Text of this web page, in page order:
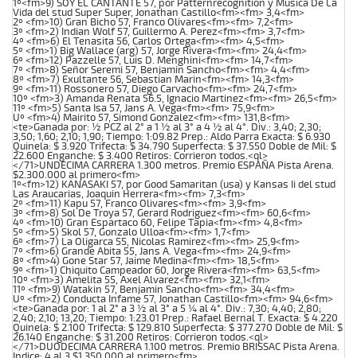
1º<fm>9) SOY EL CANTANTE 57, por Patternrecognition y Musica De La
Vida del stud Super Super, Jonathan Castillo<fm><fm> 3,4<fm>
2º <fm>10) Gran Bicho 57, Franco Olivares<fm><fm> 7,2<fm>
3º <fm>2) Indian Wolf 57, Guillermo A. Perez<fm><fm> 3,7<fm>
4º <fm>6) El Tenasita 56, Carlos Ortega<fm><fm> 4,5<fm>
5º <fm>1) Big Wallace (arg) 57, Jorge Rivera<fm><fm> 24,4<fm>
6º <fm>12) Pazzelle 57, Luis D. Menghini<fm><fm> 14,7<fm>
7º <fm>8) Señor Seremi 57, Benjamin Sancho<fm><fm> 4,4<fm>
8º <fm>7) Exultante 56, Sebastian Marin<fm><fm> 14,3<fm>
9º <fm>11) Rossonero 57, Diego Carvacho<fm><fm> 24,7<fm>
10º <fm>3) Amanda Renata 56.5, Ignacio Martinez<fm><fm> 26,5<fm>
11º <fm>5) Santa Isa 57, Jans A. Vega<fm><fm> 75,9<fm>
Uº <fm>4) Mairito 57, Simond Gonzalez<fm><fm> 131,8<fm>
<te>Ganada por: ½ PCZ al 2° a 1 ½ al 3° a 4 ½ al 4°. Div.: 3,40; 2,30;
3,50; 1,60; 2,10; 1,90; Tiempo: 1:09.82 Prep.: Aldo Parra Exacta: $ 6.930
Quinela: $ 3.920 Trifecta: $ 34.790 Superfecta: $ 37.550 Doble de Mil: $
22.600 Enganche: $ 3.400 Retiros: Corrieron todos.<ql>
</71>UNDECIMA CARRERA 1.300 metros. Premio ESPAÑA Pista Arena.
$2.300.000 al primero<fm>
1º<fm>12) KANASAKI 57, por Good Samaritan (usa) y Kansas Ii del stud
Las Araucarias, Joaquin Herrera<fm><fm> 7,3<fm>
2º <fm>11) Kapu 57, Franco Olivares<fm><fm> 3,9<fm>
3º <fm>8) Sol De Troya 57, Gerard Rodriguez<fm><fm> 60,6<fm>
4º <fm>10) Gran Espartaco 60, Felipe Tapia<fm><fm> 4,8<fm>
5º <fm>5) Skol 57, Gonzalo Ulloa<fm><fm> 1,7<fm>
6º <fm>7) La Oligarca 55, Nicolas Ramirez<fm><fm> 25,9<fm>
7º <fm>6) Grande Abita 55, Jans A. Vega<fm><fm> 24,9<fm>
8º <fm>4) Gone Star 57, Jaime Medina<fm><fm> 18,5<fm>
9º <fm>1) Chiquito Campeador 60, Jorge Rivera<fm><fm> 63,5<fm>
10º <fm>3) Amelita 55, Axel Alvarez<fm><fm> 32,1<fm>
11º <fm>9) Watakin 57, Benjamin Sancho<fm><fm> 34,4<fm>
Uº <fm>2) Conducta Infame 57, Jonathan Castillo<fm><fm> 94,6<fm>
<te>Ganada por: 1 al 2° a 3 ½ al 3° a 5 ¼ al 4°. Div.: 7,30; 4,40; 2,80;
2,40; 2,10; 13,20; Tiempo: 1:23.01 Prep.: Rafael Bernal T. Exacta: $ 4.220
Quinela: $ 2.100 Trifecta: $ 129.810 Superfecta: $ 377.270 Doble de Mil: $
26.140 Enganche: $ 31.200 Retiros: Corrieron todos.<ql>
</71>DUODECIMA CARRERA 1.100 metros. Premio BRISSAC Pista Arena.